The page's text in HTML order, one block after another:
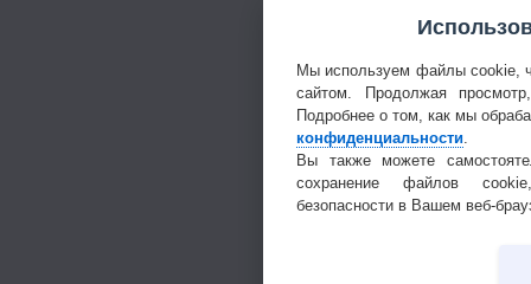
Мы используем файлы cookie,
сайтом. Продолжая
Подробнее о том, как мы
конфиденциальности
Вы также можете
сохранение файлов
безопасности в Вашем веб-